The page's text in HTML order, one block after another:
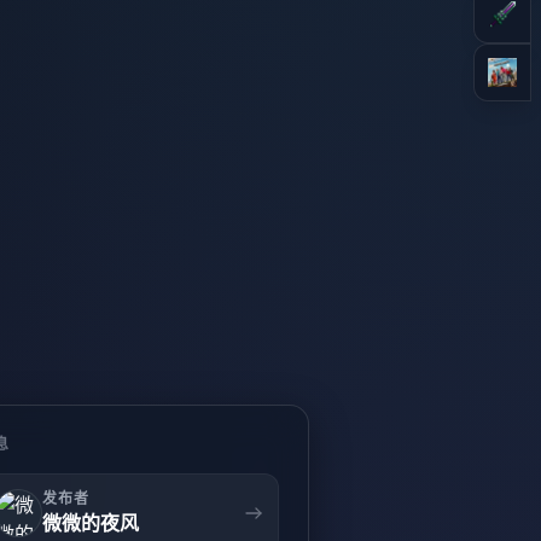
发布者
微微的夜风